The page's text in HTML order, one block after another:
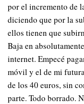
por el incremento de
diciendo que por la
ellos tienen que
Baja en
internet. Empecé
móvil y el de mi
de los 40 euros, sin
parte. Todo borrado.